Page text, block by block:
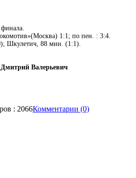
1:1; по пен. : 3:4.
Шкулетич, 88 мин. (1:1).
Валерьевич
: 2066Комментарии (0)